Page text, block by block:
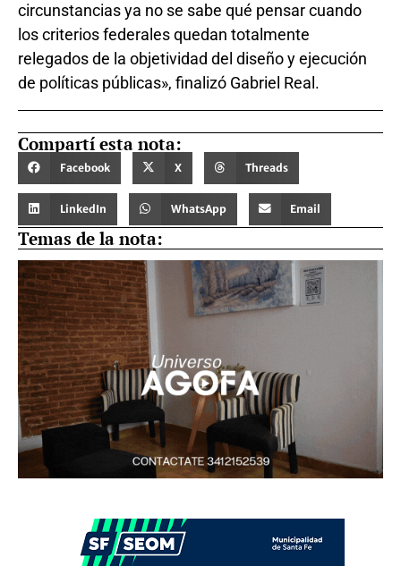
circunstancias ya no se sabe qué pensar cuando
los criterios federales quedan totalmente
relegados de la objetividad del diseño y ejecución
de políticas públicas», finalizó Gabriel Real.
Compartí esta nota:
Facebook X Threads
LinkedIn WhatsApp Email
Temas de la nota: